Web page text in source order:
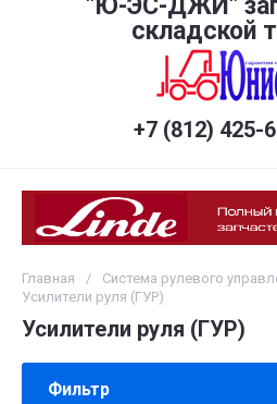
"Ю-ЭС-ДЖИ"
складской
+7 (812) 425-
Главная / Система рулевого
Усилители руля (ГУР)
Усилители руля (ГУР)
Фильтр